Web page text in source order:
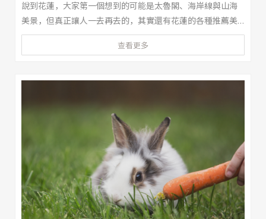
說到花蓮，大家第一個想到的可能是太魯閣、海岸線與山海
美景，但真正讓人一去再去的，其實還有花蓮的各種推薦美
食。從在地人每天排隊的必吃小吃，到適合聚餐的特色市區
餐廳，再加上夜晚一定要報到的夜市攤位，花蓮的美食選擇
推薦清單，不論你是第一次來，還是想挖掘更多市區餐廳，
查看更多